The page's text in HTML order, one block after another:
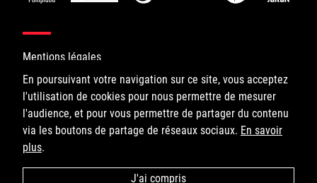
En poursuivant votre navigation sur ce site, vous acceptez
l'utilisation de cookies pour nous permettre de mesurer
l'audience, et pour vous permettre de partager du contenu
via les boutons de partage de réseaux sociaux. En savoir
plus.
J'ai compris
Mentions légales
©IRCAM, 2026. All Rights Reserved.
1, place Igor-Stravinsky
75004 Paris